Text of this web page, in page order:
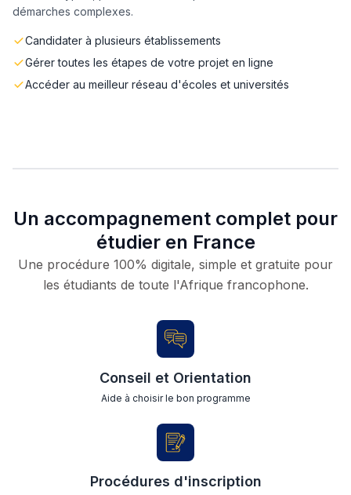
démarches complexes.
Candidater à plusieurs établissements
Gérer toutes les étapes de votre projet en ligne
Accéder au meilleur réseau d'écoles et universités
Un accompagnement complet pour
étudier en France
Une procédure 100% digitale, simple et gratuite pour
les étudiants de toute l'Afrique francophone.
Conseil et Orientation
Aide à choisir le bon programme
Procédures d'inscription